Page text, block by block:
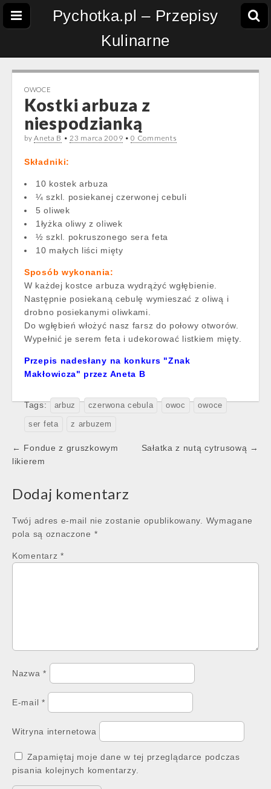
Pychotka.pl – Przepisy
Kulinarne
OWOCE
Kostki arbuza z
niespodzianką
byAneta B •23 marca 2009 •0 Comments
Składniki:
10 kostek arbuza
¼ szkl. posiekanej czerwonej cebuli
5 oliwek
1łyżka oliwy z oliwek
½ szkl. pokruszonego sera feta
10 małych liści mięty
Sposób wykonania:
W każdej kostce arbuza wydrążyć wgłębienie.
Następnie posiekaną cebulę wymieszać z oliwą i
drobno posiekanymi oliwkami.
Do wgłębień włożyć nasz farsz do połowy otworów.
Wypełnić je serem feta i udekorować listkiem mięty.
Przepis nadesłany na konkurs "Znak
Makłowicza" przez Aneta B
Tags: arbuz czerwona cebula owoc owoce
ser feta z arbuzem
Post
navigation
← Fondue z gruszkowym
likierem
Sałatka z nutą cytrusową →
Dodaj komentarz
Twój adres e-mail nie zostanie opublikowany.
Wymagane
pola są oznaczone *
Komentarz *
Nazwa*
E-mail *
Witryna internetowa
Zapamiętaj moje dane w tej przeglądarce podczas
pisania kolejnych komentarzy.